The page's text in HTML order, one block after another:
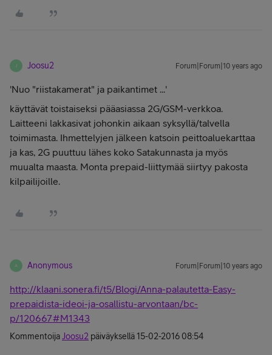
J Joosu2 Forum|Forum|10 years ago
'Nuo "riistakamerat" ja paikantimet ...'
käyttävät toistaiseksi pääasiassa 2G/GSM-verkkoa.
Laitteeni lakkasivat johonkin aikaan syksyllä/talvella
toimimasta. Ihmettelyjen jälkeen katsoin peittoaluekarttaa
ja kas, 2G puuttuu lähes koko Satakunnasta ja myös
muualta maasta. Monta prepaid-liittymää siirtyy pakosta
kilpailijoille.
A Anonymous Forum|Forum|10 years ago
http://klaani.sonera.fi/t5/Blogi/Anna-palautetta-Easy-
prepaidista-ideoi-ja-osallistu-arvontaan/bc-
p/120667#M1343
KommentoijaJoosu2 päiväyksellä‎15-02-2016 08:54